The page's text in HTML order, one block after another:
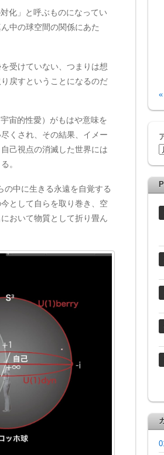
化」と呼ぶものになってい
中の球空間の関係にあた
受けていない、つまりは想
戻すということになるのだ
宙的性愛）がもはや意味を
くされ、その結果、イメー
己視点の消滅した世界には
。
の中に生きる永遠を自覚する
として自らを取り巻き、空
おいて物質として折り畳ん
«